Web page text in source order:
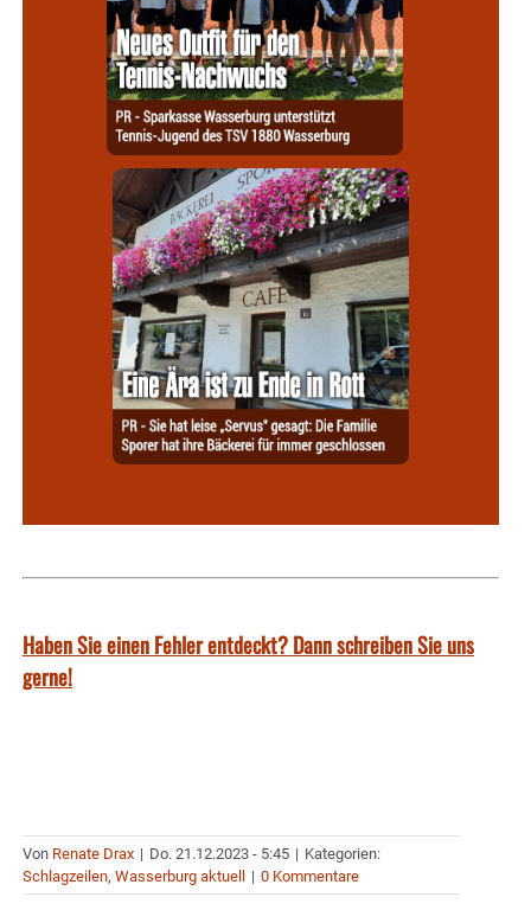
Haben Sie einen Fehler entdeckt? Dann schreiben Sie uns
gerne!
Von Renate Drax | Do. 21.12.2023 - 5:45 | Kategorien:
Schlagzeilen, Wasserburg aktuell | 0 Kommentare